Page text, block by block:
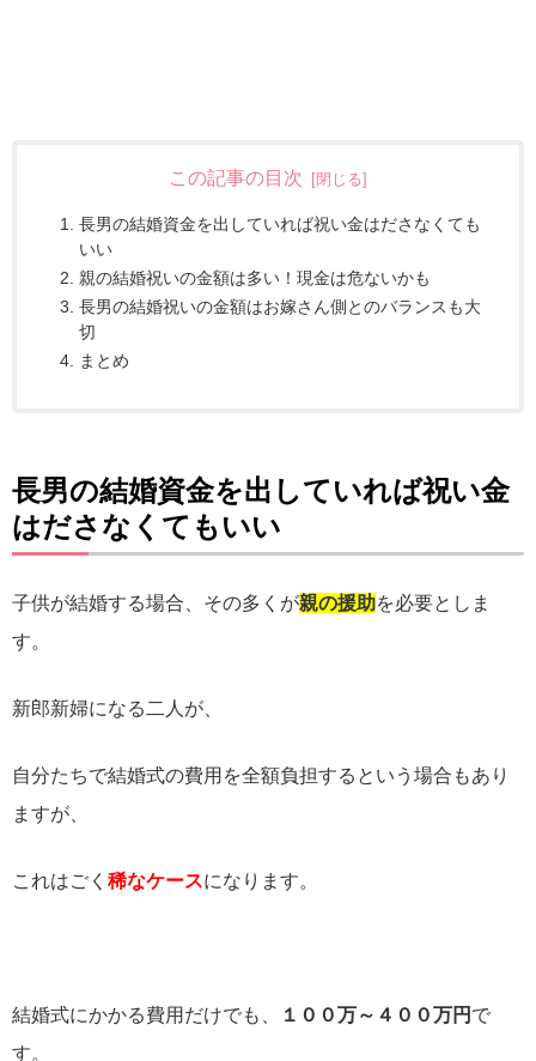
この記事の目次
長男の結婚資金を出していれば祝い金はださなくても
いい
親の結婚祝いの金額は多い！現金は危ないかも
長男の結婚祝いの金額はお嫁さん側とのバランスも大
切
まとめ
長男の結婚資金を出していれば祝い金
はださなくてもいい
子供が結婚する場合、その多くが親の援助を必要としま
す。
新郎新婦になる二人が、
自分たちで結婚式の費用を全額負担するという場合もあり
ますが、
これはごく 稀なケースになります。
結婚式にかかる費用だけでも、 １００万～４００万円 で
す。